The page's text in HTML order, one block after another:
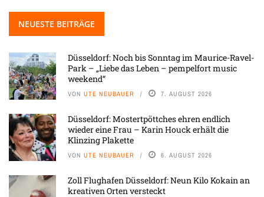
NEUESTE BEITRÄGE
Düsseldorf: Noch bis Sonntag im Maurice-Ravel-
Park – „Liebe das Leben – pempelfort music
weekend“
VON UTE NEUBAUER 7. AUGUST 2026
Düsseldorf: Mostertpöttches ehren endlich
wieder eine Frau – Karin Houck erhält die
Klinzing Plakette
VON UTE NEUBAUER 6. AUGUST 2026
Zoll Flughafen Düsseldorf: Neun Kilo Kokain an
kreativen Orten versteckt